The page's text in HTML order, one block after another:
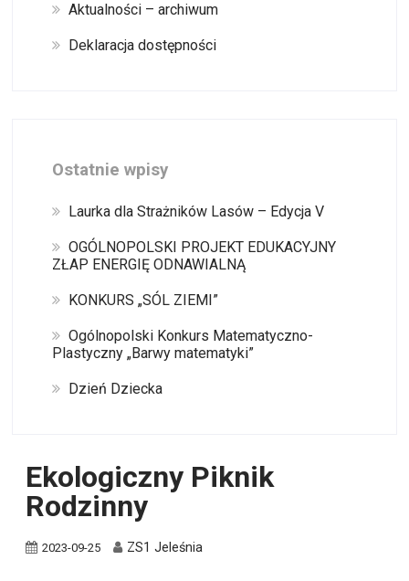
Aktualności – archiwum
Deklaracja dostępności
Ostatnie wpisy
Laurka dla Strażników Lasów – Edycja V
OGÓLNOPOLSKI PROJEKT EDUKACYJNY
ZŁAP ENERGIĘ ODNAWIALNĄ
KONKURS „SÓL ZIEMI”
Ogólnopolski Konkurs Matematyczno-
Plastyczny „Barwy matematyki”
Dzień Dziecka
Ekologiczny Piknik
Rodzinny
2023-09-25 ZS1 Jeleśnia